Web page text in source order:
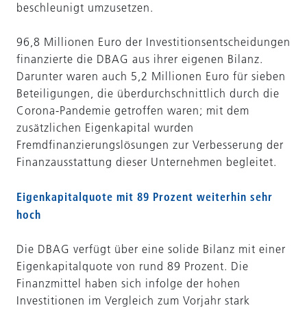
beschleunigt umzusetzen.
96,8 Millionen Euro der Investitionsentscheidungen
finanzierte die DBAG aus ihrer eigenen Bilanz.
Darunter waren auch 5,2 Millionen Euro für sieben
Beteiligungen, die überdurchschnittlich durch die
Corona-Pandemie getroffen waren; mit dem
zusätzlichen Eigenkapital wurden
Fremdfinanzierungslösungen zur Verbesserung der
Finanzausstattung dieser Unternehmen begleitet.
Eigenkapitalquote mit 89 Prozent weiterhin sehr
hoch
Die DBAG verfügt über eine solide Bilanz mit einer
Eigenkapitalquote von rund 89 Prozent. Die
Finanzmittel haben sich infolge der hohen
Investitionen im Vergleich zum Vorjahr stark